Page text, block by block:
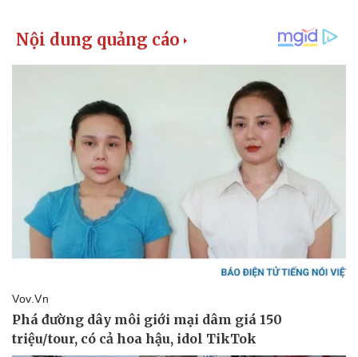
Bất động sản
Khởi nghiệp
Thị trường
Giá vàng
Tiêu dùng
Tỷ giá
Giá cà phê